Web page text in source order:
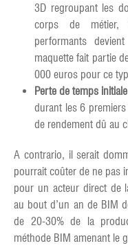
3D regroupant les
corps de métier,
performants
maquette fait partie
000 euros pour ce
Perte de temps initiale
durant les 6
de rendement dû au
A contrario, il serait
pourrait coûter de ne pas
pour un acteur direct de
au bout d’un an de BIM
de 20-30% de la
méthode BIM amenant le